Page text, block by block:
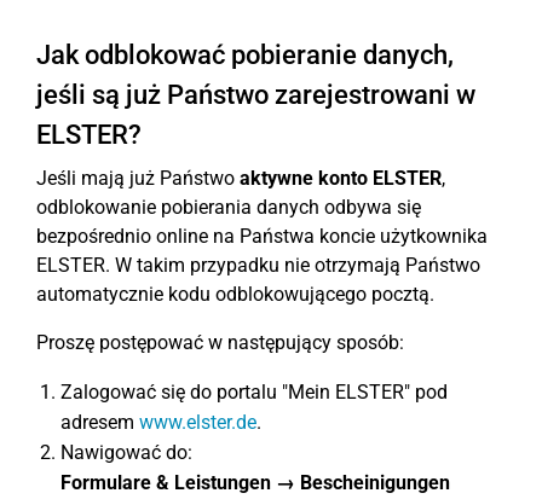
Jak odblokować pobieranie danych,
jeśli są już Państwo zarejestrowani w
ELSTER?
Jeśli mają już Państwo aktywne konto ELSTER,
odblokowanie pobierania danych odbywa się
bezpośrednio online na Państwa koncie użytkownika
ELSTER. W takim przypadku nie otrzymają Państwo
automatycznie kodu odblokowującego pocztą.
Proszę postępować w następujący sposób:
Zalogować się do portalu "Mein ELSTER" pod
adresem www.elster.de.
Nawigować do:
Formulare & Leistungen → Bescheinigungen